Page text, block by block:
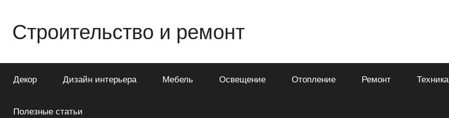
содержимому
Строительство и ремонт
о
строительстве
Декор Дизайн интерьера Мебель Освещение Отопление Ремонт Техника
Полезные статьи